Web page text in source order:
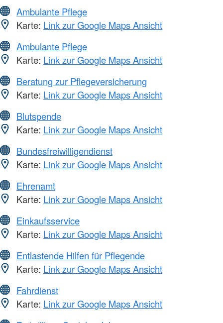
Ambulante Pflege
Karte: Link zur Google Maps Ansicht
Ambulante Pflege
Karte: Link zur Google Maps Ansicht
Beratung zur Pflegeversicherung
Karte: Link zur Google Maps Ansicht
Blutspende
Karte: Link zur Google Maps Ansicht
Bundesfreiwilligendienst
Karte: Link zur Google Maps Ansicht
Ehrenamt
Karte: Link zur Google Maps Ansicht
Einkaufsservice
Karte: Link zur Google Maps Ansicht
Entlastende Hilfen für Pflegende
Karte: Link zur Google Maps Ansicht
Fahrdienst
Karte: Link zur Google Maps Ansicht